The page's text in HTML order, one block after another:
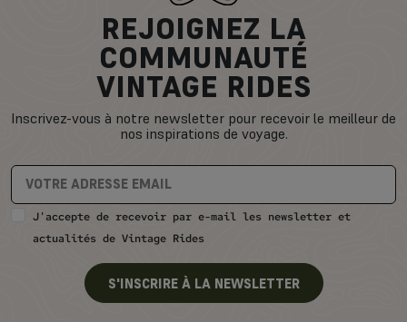
REJOIGNEZ LA
COMMUNAUTÉ
VINTAGE RIDES
Inscrivez-vous à notre newsletter pour recevoir le meilleur de
nos inspirations de voyage.
J'accepte de recevoir par e-mail les newsletter et
actualités de Vintage Rides
S'INSCRIRE À LA NEWSLETTER